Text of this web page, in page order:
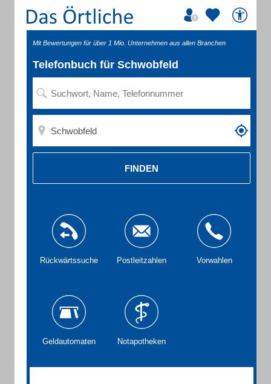
Mit Bewertungen für über 1 Mio. Unternehmen aus allen Branchen
Telefonbuch für Schwobfeld
FINDEN
Rückwärtssuche Postleitzahlen Vorwahlen
Geldautomaten Notapotheken